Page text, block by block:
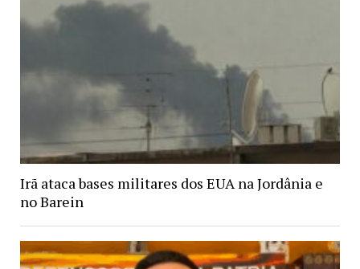
Irã ataca bases militares dos EUA na Jordânia e
no Barein